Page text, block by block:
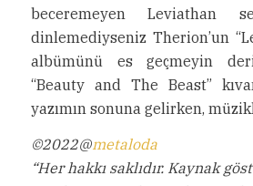
beceremeyen Leviathan
dinlemediyseniz Therion’un
albümünü es geçmeyin
“Beauty and The Beast”
yazımın sonuna gelirken,
©2022@metaloda
“Her hakkı saklıdır. Kaynak